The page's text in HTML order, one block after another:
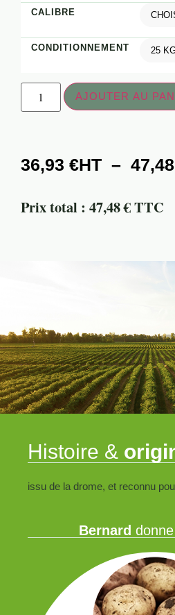
CALIBRE
CONDITIONNEMENT
AJOUTER AU
36,93 € – 47,48
Prix total : 47,48 € TTC
Histoire &
issu de la drome, et reconnu
Bernard